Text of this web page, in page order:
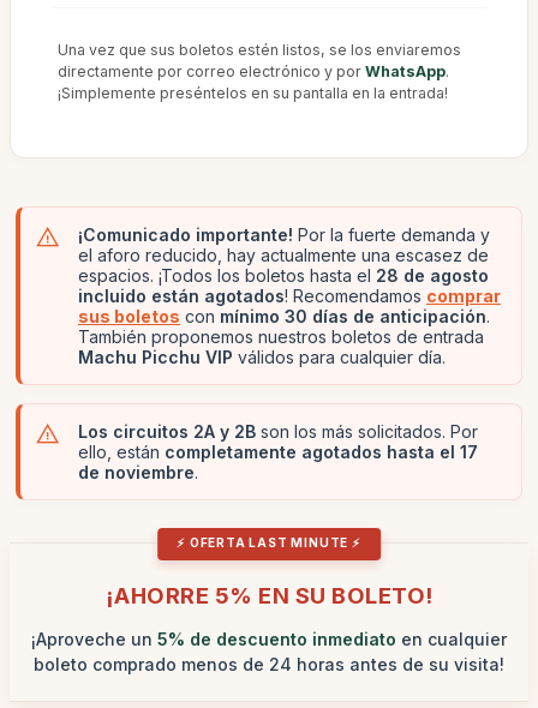
Una vez que sus boletos estén listos, se los enviaremos
directamente por correo electrónico y por WhatsApp.
¡Simplemente preséntelos en su pantalla en la entrada!
¡Comunicado importante! Por la fuerte demanda y
el aforo reducido, hay actualmente una escasez de
espacios. ¡Todos los boletos hasta el 28 de agosto
incluido están agotados! Recomendamos comprar
sus boletos con mínimo 30 días de anticipación.
También proponemos nuestros boletos de entrada
Machu Picchu VIP válidos para cualquier día.
Los circuitos 2A y 2B son los más solicitados. Por
ello, están completamente agotados hasta el 17
de noviembre.
¡AHORRE 5% EN SU BOLETO!
¡Aproveche un 5% de descuento inmediato en cualquier
boleto comprado menos de 24 horas antes de su visita!